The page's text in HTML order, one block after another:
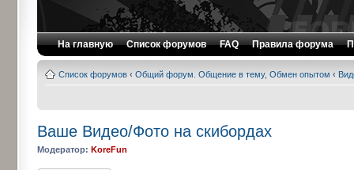
На главную Список форумов FAQ Правила форума
Список форумов ‹ Общий форум. Общение в тему, Обмен опытом ‹
Ваше Видео/Фото на скибордах
Модератор: KoreFun